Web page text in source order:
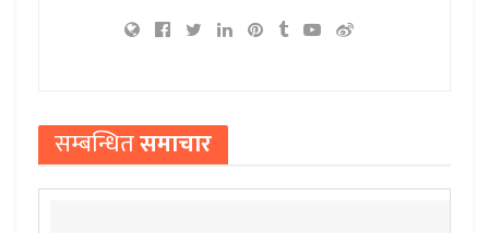
सम्बन्धितसमाचार